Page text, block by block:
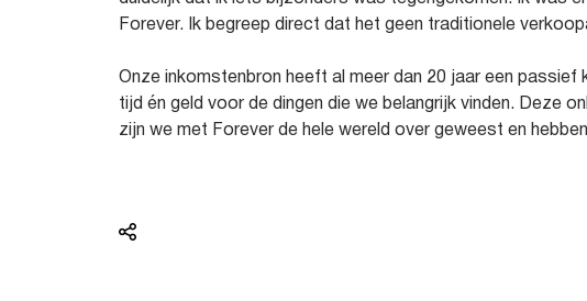
Forever. Ik begreep direct dat het geen traditionele
Onze inkomstenbron heeft al meer dan 20 jaar een
tijd én geld voor de dingen die we belangrijk vinden. Deze
zijn we met Forever de hele wereld over geweest en